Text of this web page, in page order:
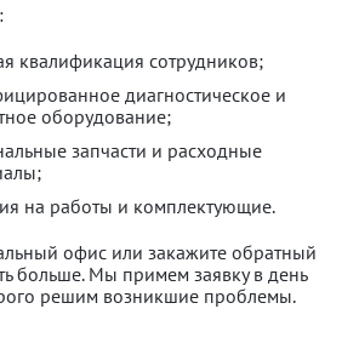
квалификация сотрудников;
диагностическое и
оборудование;
запчасти и расходные
на работы и комплектующие.
офис или закажите обратный
больше. Мы примем заявку в день
решим возникшие проблемы.